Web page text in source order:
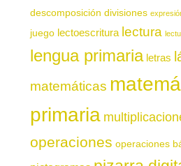
descomposición divisiones
juego lectoescritura lectura
lengua primaria letras
matemáticas
primaria
operaciones operaciones